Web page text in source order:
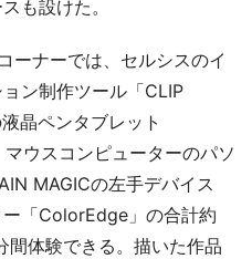
も設けた。
ーナーでは、セルシスのイ
ン制作ツール「CLIP
晶ペンタブレット
ウスコンピューターのパソ
MAGICの左手デバイス
ー「ColorEdge」の合計約
体験できる。描いた作品